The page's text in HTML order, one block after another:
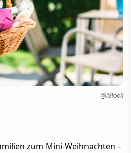
@iStock
zum Mini-Weihnachten –